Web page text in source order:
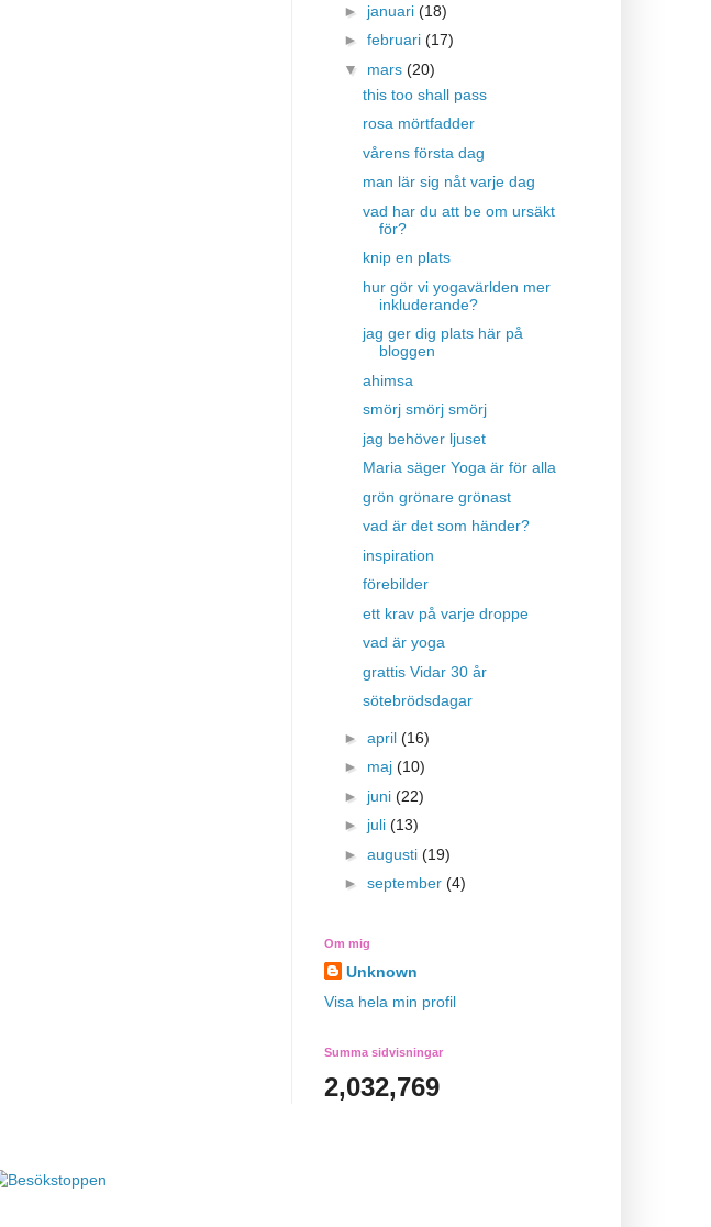
► januari (18)
► februari (17)
▼ mars (20)
this too shall pass
rosa mörtfadder
vårens första dag
man lär sig nåt varje dag
vad har du att be om ursäkt
för?
knip en plats
hur gör vi yogavärlden mer
inkluderande?
jag ger dig plats här på
bloggen
ahimsa
smörj smörj smörj
jag behöver ljuset
Maria säger Yoga är för alla
grön grönare grönast
vad är det som händer?
inspiration
förebilder
ett krav på varje droppe
vad är yoga
grattis Vidar 30 år
sötebrödsdagar
► april (16)
► maj (10)
► juni (22)
► juli (13)
► augusti (19)
► september (4)
Om mig
Unknown
Visa hela min profil
Summa sidvisningar
2,032,769